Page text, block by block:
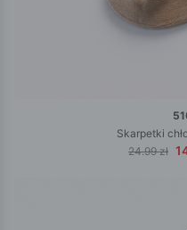
Skarpetki
24.99 zł